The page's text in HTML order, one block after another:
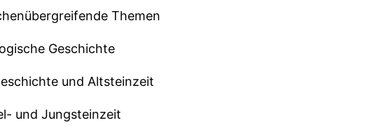
Themen
Geschichte
und Altsteinzeit
und Jungsteinzeit